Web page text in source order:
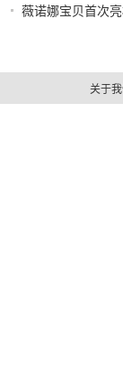
薇诺娜宝贝首次
关于